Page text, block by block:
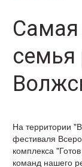
Самая
семья
На территории
фестиваля
комплекса
команд нашего